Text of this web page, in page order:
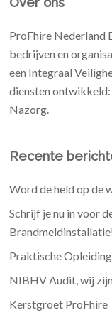
ProFhire Nederland
bedrijven en
een Integraal
diensten
Nazorg.
Recente
Word de held op de
Schrijf je nu in voor
Praktische
NIBHV Audit, wij
Kerstgroet ProFhire